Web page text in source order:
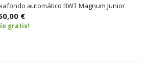
automático BWT Magnum Junior
€
gratis!